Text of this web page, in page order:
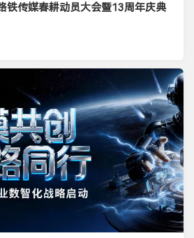
铁传媒春耕动员大会暨13周年庆典